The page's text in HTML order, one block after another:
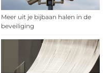
Meer uit je bijbaan halen in de
beveiliging